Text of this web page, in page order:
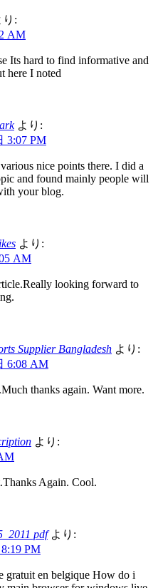
り:
AM
Its hard to find informative and
here I noted
より:
3:07 PM
nice points there. I did a
and found mainly people will
your blog.
より:
AM
looking forward to
Supplier Bangladesh より:
6:08 AM
thanks again. Want more.
より:
Again. Cool.
pdf より:
PM
gratuit en belgique How do i